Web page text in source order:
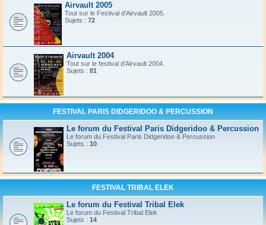
Airvault 2005
Tout sur le Festival d'Airvault 2005.
Sujets : 72
Airvault 2004
Tout sur le festival d'Airvault 2004.
Sujets : 81
FESTIVAL PARIS DIDGERIDOO & PERCUSSION
Le forum du Festival Paris Didgeridoo & Percussion
Le forum du Festival Paris Didgeridoo & Percussion
Sujets : 10
FESTIVAL TRIBAL ELEK
Le forum du Festival Tribal Elek
Le forum du Festival Tribal Elek
Sujets : 14